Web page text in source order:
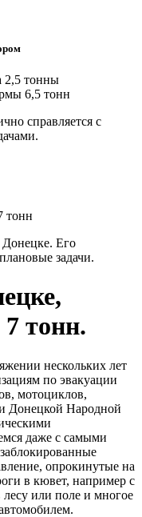
2,5 тонны
6,5 тонн
справляется с
тонн
Донецке. Его
задачи.
тонн.
нескольких лет
по эвакуации
мотоциклов,
Донецкой Народной
даже с самыми
опрокинутые на
в кювет, например с
лесу или поле и многое